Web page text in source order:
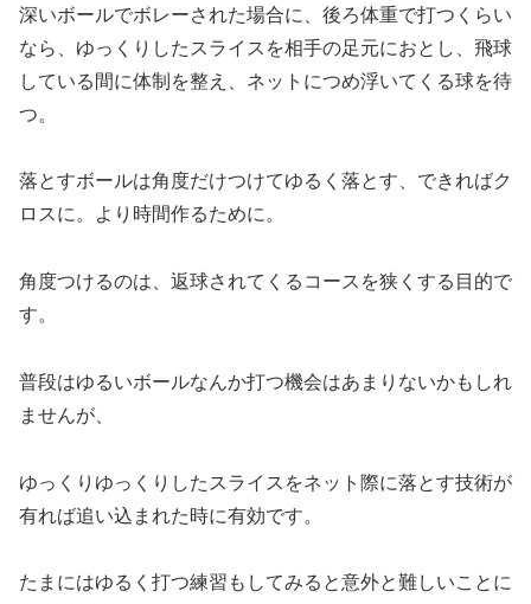
深いボールでボレーされた場合に、後ろ体重で打つくらい
なら、ゆっくりしたスライスを相手の足元におとし、飛球
している間に体制を整え、ネットにつめ浮いてくる球を待
つ。
落とすボールは角度だけつけてゆるく落とす、できればク
ロスに。より時間作るために。
角度つけるのは、返球されてくるコースを狭くする目的で
す。
普段はゆるいボールなんか打つ機会はあまりないかもしれ
ませんが、
ゆっくりゆっくりしたスライスをネット際に落とす技術が
有れば追い込まれた時に有効です。
たまにはゆるく打つ練習もしてみると意外と難しいことに